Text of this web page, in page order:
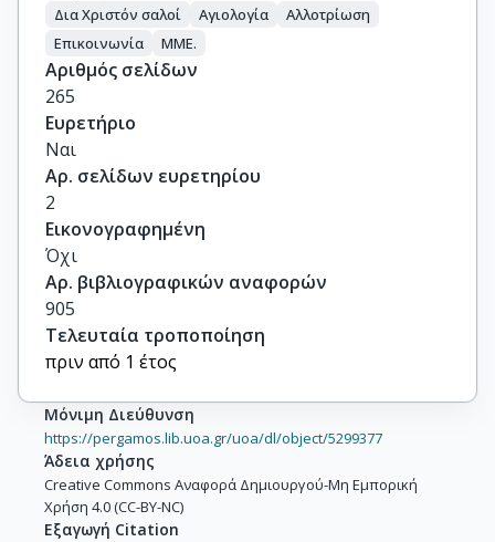
Δια Χριστόν σαλοί Αγιολογία
Αλλοτρίωση
Επικοινωνία
ΜΜΕ.
Αριθμός σελίδων
265
Ευρετήριο
Ναι
Αρ. σελίδων ευρετηρίου
2
Εικονογραφημένη
Όχι
Αρ. βιβλιογραφικών αναφορών
905
Τελευταία τροποποίηση
πριν από 1 έτος
Μόνιμη Διεύθυνση
https://pergamos.lib.uoa.gr/uoa/dl/object/5299377
Άδεια χρήσης
Creative Commons Αναφορά Δημιουργού-Μη Εμπορική
Χρήση 4.0 (CC-BY-NC)
Εξαγωγή Citation